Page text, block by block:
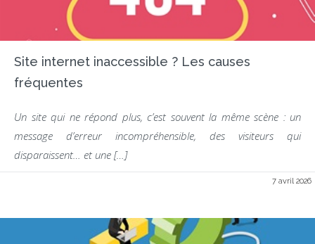
Site internet inaccessible ? Les causes
fréquentes
Un site qui ne répond plus, c’est souvent la même scène : un
message d’erreur incompréhensible, des visiteurs qui
disparaissent… et une […]
7 avril 2026